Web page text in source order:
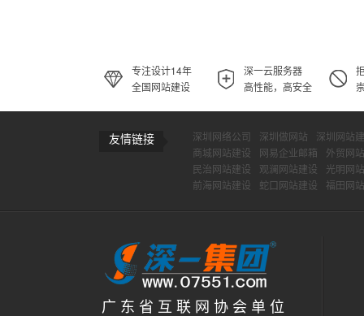
专注设计14年
全国网站建设
深一云服务器
高性能，高安全
友情链接 深圳网络公司 深圳做网站 深圳网站
商城网站建设
网易企业邮箱 外贸网
民治网站建设
观澜网站建设 光明网
前海网站建设
蛇口网站建设 福田网
广 东 省 互 联 网 协 会 单 位